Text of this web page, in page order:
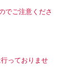
でご注意くださ
っておりませ